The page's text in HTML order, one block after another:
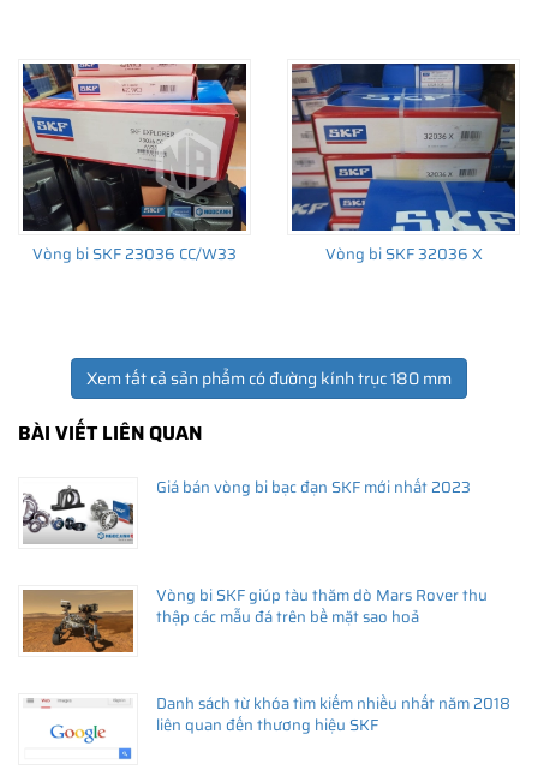
THÔNG TIN HỮU ÍCH
Vòng bi SKF chính hãng, Những lưu ý cơ bản trước khi mua hàng
•Xuất xứ vòng bi SKF chính hãng ở đâu?
Vòng bi SKF 23036 CC/W33 Vòng bi SKF 32036 X
Xem tất cả sản phẩm có đường kính trục 180 mm
BÀI VIẾT LIÊN QUAN
Giá bán vòng bi bạc đạn SKF mới nhất 2023
Vòng bi SKF giúp tàu thăm dò Mars Rover thu
thập các mẫu đá trên bề mặt sao hoả
Danh sách từ khóa tìm kiếm nhiều nhất năm 2018
liên quan đến thương hiệu SKF